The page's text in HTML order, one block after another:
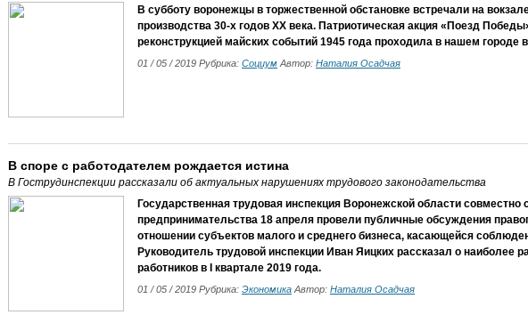
В субботу воронежцы в торжественной обстановке встречали на
производства 30-х годов XX века. Патриотическая акция «Поезд
реконструкцией майских событий 1945 года проходила в нашем городе
01 / 05 / 2019 Рубрика: Социум Автор: Наталия Осадчая
В споре с работодателем рождается истина
В Гострудинспекции рассказали об актуальных нарушениях трудового законодательства
Государственная трудовая инспекция Воронежской области
предпринимательства 18 апреля провели публичные обсуждения
отношении субъектов малого и среднего бизнеса, касающейся
Руководитель трудовой инспекции Иван Яицких рассказал о наиболее
работников в I квартале 2019 года.
01 / 05 / 2019 Рубрика: Экономика Автор: Наталия Осадчая